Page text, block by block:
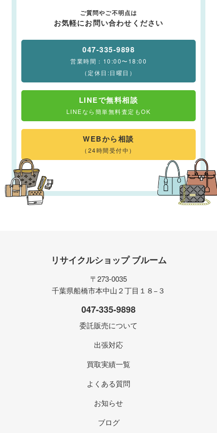
ご質問やご不明点は
お気軽にお問い合わせください
047-335-9898
営業時間：10:00〜18:00
（定休日:日曜日）
LINEで無料相談
LINEなら簡単無料査定もOK
WEBから相談
（24時間受付中）
リサイクルショップ ブルーム
〒273-0035
千葉県船橋市本中山２丁目１８−３
047-335-9898
委託販売について
出張対応
買取実績一覧
よくある質問
お知らせ
ブログ